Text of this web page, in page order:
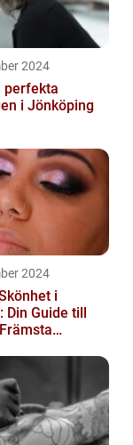
2024
perfekta
i Jönköping
2024
i
Din Guide till